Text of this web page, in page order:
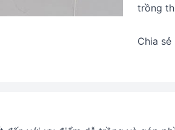
trồng
Chia sẻ